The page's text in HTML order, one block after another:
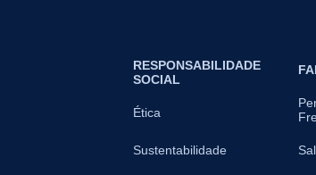
RESPONSABILIDADE
SOCIAL
Ética
Sustentabilidade